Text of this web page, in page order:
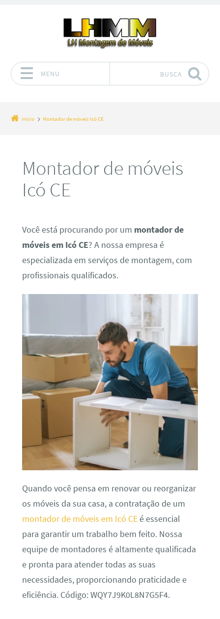
MENU BUSCA
Início Montador de móveis Icó CE
Montador de móveis
Icó CE
Você está procurando por um montador de
móveis em Icó CE? A nossa empresa é
especializada em serviços de montagem, com
profissionais qualificados.
Quando você pensa em renovar ou reorganizar
os móveis da sua casa, a contratação de um
montador de móveis em Icó CEé essencial
para garantir um trabalho bem feito. Nossa
equipe de montadores é altamente qualificada
e pronta para atender todas as suas
necessidades, proporcionando praticidade e
eficiência. Código: WQY7J9K0L8N7G5F4.